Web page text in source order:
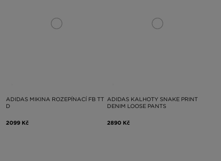
ADIDAS MIKINA ROZEPÍNACÍ FB TT
D
2099 Kč
ADIDAS KALHOTY SNAKE PRINT
DENIM LOOSE PANTS
2890 Kč